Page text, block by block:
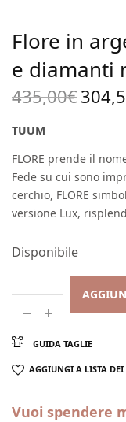
Flore in
e diamanti
435,00€ Il
TUUM
FLORE prende il
Fede su cui sono
cerchio, FLORE
versione Lux,
Disponibile
GUIDA TAGLIE
AGGIUNGI A LISTA DEI
Vuoi spendere